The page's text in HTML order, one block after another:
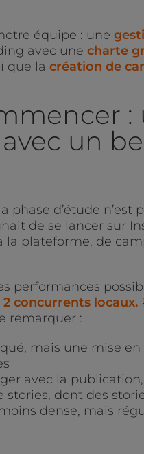
équipe : une
avec une charte
que la création de
:
un
phase d’étude
de se lancer sur
plateforme, de
performances
concurrents locaux.
remarquer :
mais une mise
avec la
stories, dont des
dense, mais